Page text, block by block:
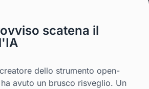
scatena il
dello strumento open-
avuto un brusco risveglio. Un